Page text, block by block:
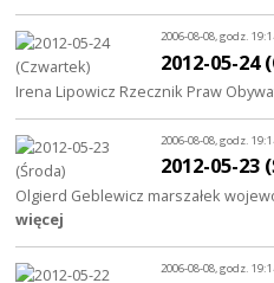
2006-08-08, godz.
2012-05-24
Irena Lipowicz Rzecznik Praw
2006-08-08, godz.
2012-05-23
Olgierd Geblewicz marszałek
więcej
2006-08-08, godz.